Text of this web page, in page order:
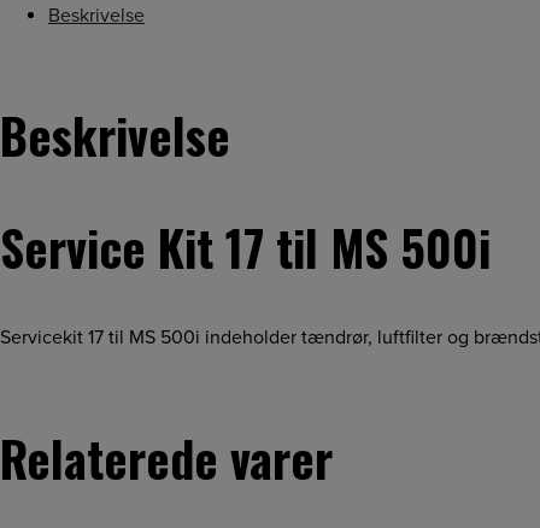
Beskrivelse
Beskrivelse
Service Kit 17 til MS 500i
Servicekit 17 til MS 500i indeholder tændrør, luftfilter og
Relaterede varer